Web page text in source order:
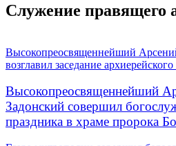
Служение правящего
Высокопреосвященнейший
возглавил заседание
Высокопреосвященнейший
Задонский совершил
праздника в храме пророка